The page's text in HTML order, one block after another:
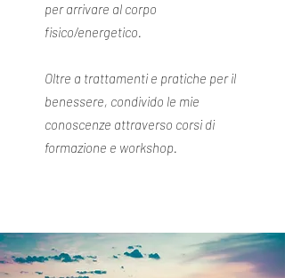
per arrivare al corpo
fisico/energetico.
Oltre a trattamenti e pratiche per il
benessere, condivido le mie
conoscenze attraverso corsi di
formazione e workshop.